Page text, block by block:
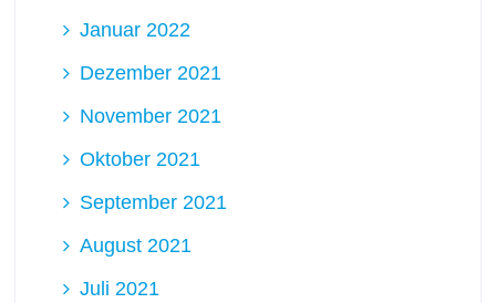
Januar 2022
Dezember 2021
November 2021
Oktober 2021
September 2021
August 2021
Juli 2021